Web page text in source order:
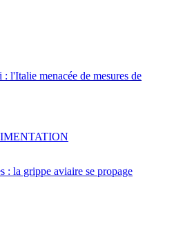
l'Italie menacée de mesures de
: la grippe aviaire se propage